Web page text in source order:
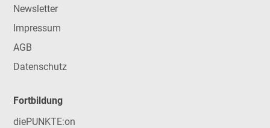
Newsletter
Impressum
AGB
Datenschutz
Fortbildung
diePUNKTE:on